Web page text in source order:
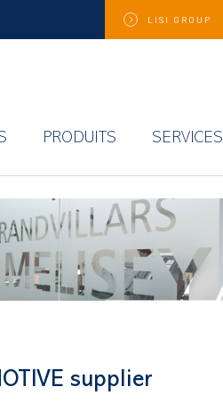
LISI GROUP
PRODUITS SERVICES
supplier